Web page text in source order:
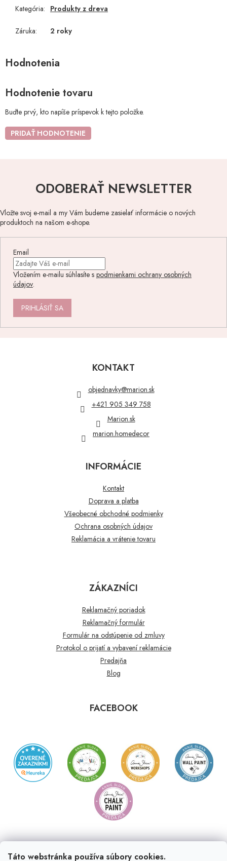
Táto webstránka používa súbory cookies.
Kategória: Produkty z dreva
Záruka: 2 roky
Hodnotenie tovaru
Buďte prvý, kto napíše príspevok k tejto položke.
PRIDAŤ HODNOTENIE
ODOBERAŤ NEWSLETTER
Vložte svoj e-mail a my Vám budeme zasielať informácie o nových
produktoch na našom e-shope.
Email
Vložením e-mailu súhlasíte s podmienkami ochrany osobných
údajov.
PRIHLÁSIŤ SA
KONTAKT
objednavky@marion.sk
+421 905 349 758
Marion.sk
marion.homedecor
INFORMÁCIE
Kontakt
Doprava a platba
Všeobecné obchodné podmienky
Ochrana osobných údajov
Reklamácia a vrátenie tovaru
ZÁKAZNÍCI
Reklamačný poriadok
Reklamačný formulár
Formulár na odstúpenie od zmluvy
Protokol o prijatí a vybavení reklamácie
Predajňa
Blog
FACEBOOK